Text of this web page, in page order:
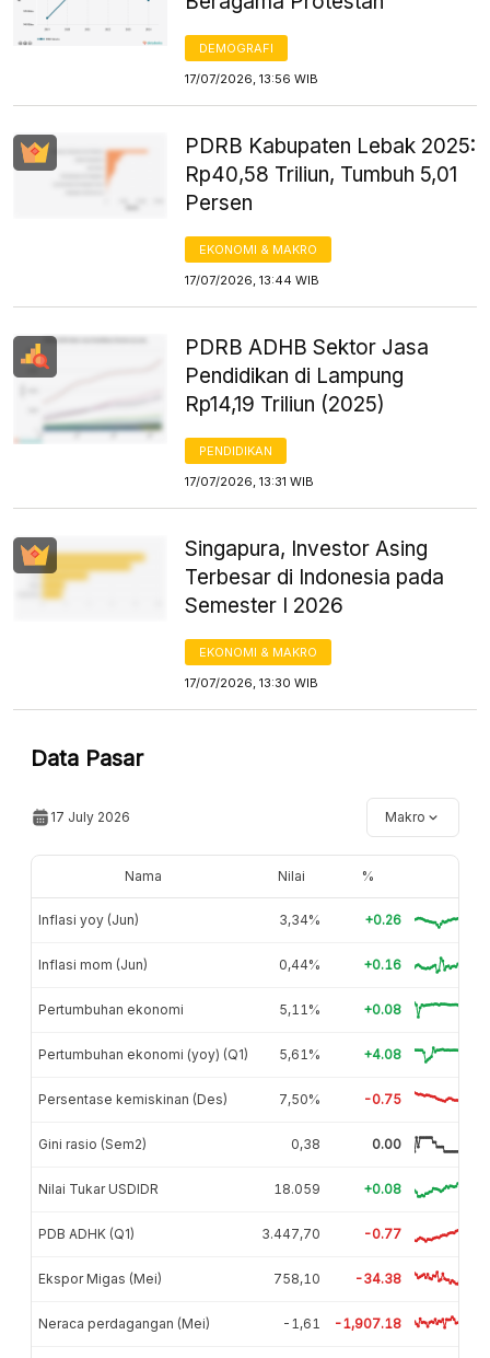
DEMOGRAFI
17/07/2026, 13:56 WIB
PDRB Kabupaten Lebak 2025:
Rp40,58 Triliun, Tumbuh 5,01
Persen
EKONOMI & MAKRO
17/07/2026, 13:44 WIB
PDRB ADHB Sektor Jasa
Pendidikan di Lampung
Rp14,19 Triliun (2025)
PENDIDIKAN
17/07/2026, 13:31 WIB
Singapura, Investor Asing
Terbesar di Indonesia pada
Semester I 2026
EKONOMI & MAKRO
17/07/2026, 13:30 WIB
Data Pasar
17 July 2026 Makro
Nama Nilai %
Inflasi yoy (Jun) 3,34% +0.26
Inflasi mom (Jun) 0,44% +0.16
Pertumbuhan ekonomi 5,11% +0.08
Pertumbuhan ekonomi (yoy) (Q1) 5,61% +4.08
Persentase kemiskinan (Des) 7,50% -0.75
Gini rasio (Sem2) 0,38 0.00
Nilai Tukar USDIDR 18.059 +0.08
PDB ADHK (Q1) 3.447,70 -0.77
Ekspor Migas (Mei) 758,10 -34.38
Neraca perdagangan (Mei) -1,61 -1,907.18